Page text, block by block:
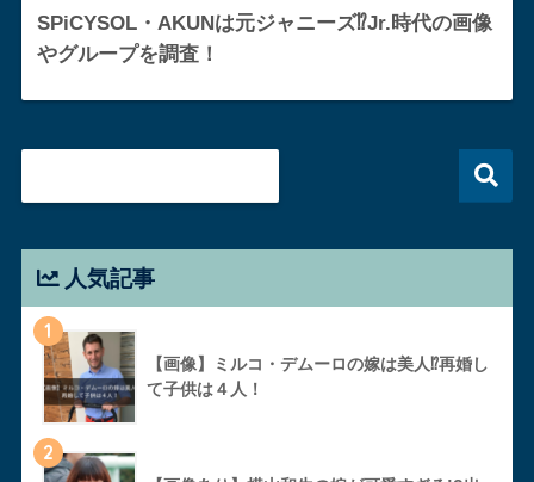
SPiCYSOL・AKUNは元ジャニーズ⁉︎Jr.時代の画像
やグループを調査！
人気記事
1
【画像】ミルコ・デムーロの嫁は美人⁉︎再婚し
て子供は４人！
2